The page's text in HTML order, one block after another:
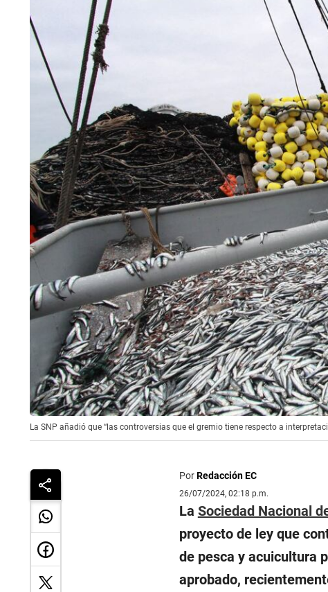
La SNP añadió que “las controversias que el gremio tiene respecto a
PorRedacción EC
26/07/2024, 02:18 p.m.
La Sociedad Nacional
proyecto de ley que
de pesca y acuicultura
aprobado,